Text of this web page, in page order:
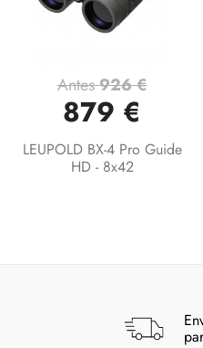
Antes926 €
879 €
LEUPOLD BX-4 Pro Guide
HD - 8x42